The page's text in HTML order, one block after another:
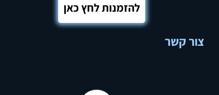
צור קשר
להזמנות לחץ כאן